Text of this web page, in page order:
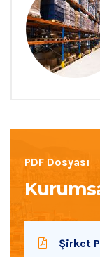
PDF Dosyası
Şirket